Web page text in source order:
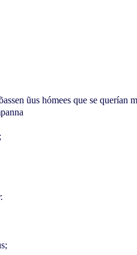
ũus hómees que se querían